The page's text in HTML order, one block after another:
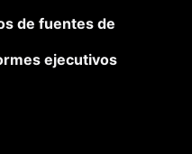
de fuentes de
ejecutivos